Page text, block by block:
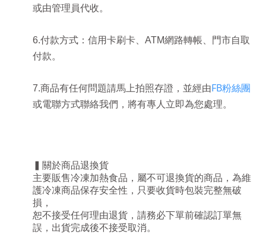
或由管理員代收。
6.付款方式：信用卡刷卡、ATM網路轉帳
門市自取
付款。
7.商品有任何問題請馬上拍照存證 ，並經由FB粉絲團
或電聯方式聯絡我們，將有專人立即為您處理。
▍關於商品退換貨
主要販售冷凍加熱食品，屬不可退換貨的商品，為維
護冷凍商品保存安全性， 只要收貨時包裝完整無破
損，
恕不接受任何理由退貨， 請務必下單前確認訂單無
誤，出貨完成後不接受取消。